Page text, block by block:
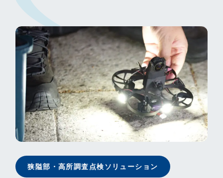
狭隘部・⾼所調査点検ソリューション